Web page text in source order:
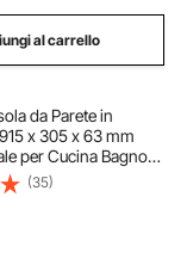
al carrello
da Parete in
x 305 x 63 mm
per Cucina Bagno
Carico Max.
da Parete
in Acciaio
(35)